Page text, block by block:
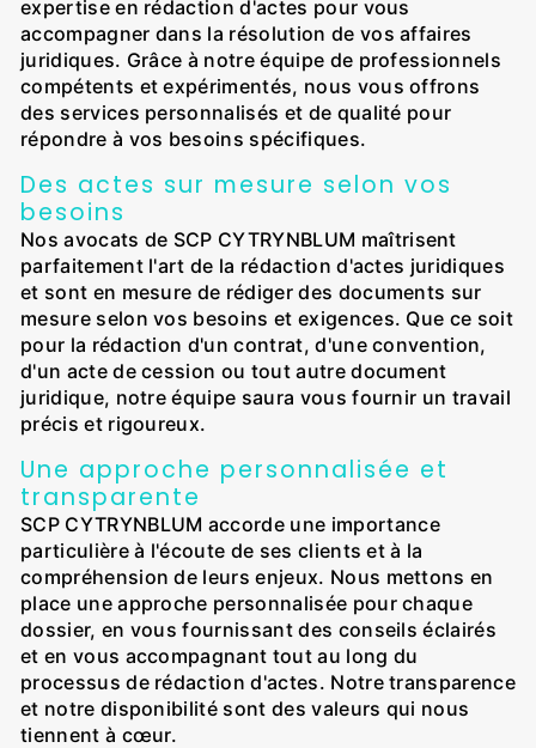
expertise en rédaction d'actes pour vous
accompagner dans la résolution de vos affaires
juridiques. Grâce à notre équipe de professionnels
compétents et expérimentés, nous vous offrons
des services personnalisés et de qualité pour
répondre à vos besoins spécifiques.
Des actes sur mesure selon vos
besoins
Nos avocats de SCP CYTRYNBLUM maîtrisent
parfaitement l'art de la rédaction d'actes juridiques
et sont en mesure de rédiger des documents sur
mesure selon vos besoins et exigences. Que ce soit
pour la rédaction d'un contrat, d'une convention,
d'un acte de cession ou tout autre document
juridique, notre équipe saura vous fournir un travail
précis et rigoureux.
Une approche personnalisée et
transparente
SCP CYTRYNBLUM accorde une importance
particulière à l'écoute de ses clients et à la
compréhension de leurs enjeux. Nous mettons en
place une approche personnalisée pour chaque
dossier, en vous fournissant des conseils éclairés
et en vous accompagnant tout au long du
processus de rédaction d'actes. Notre transparence
et notre disponibilité sont des valeurs qui nous
tiennent à cœur.